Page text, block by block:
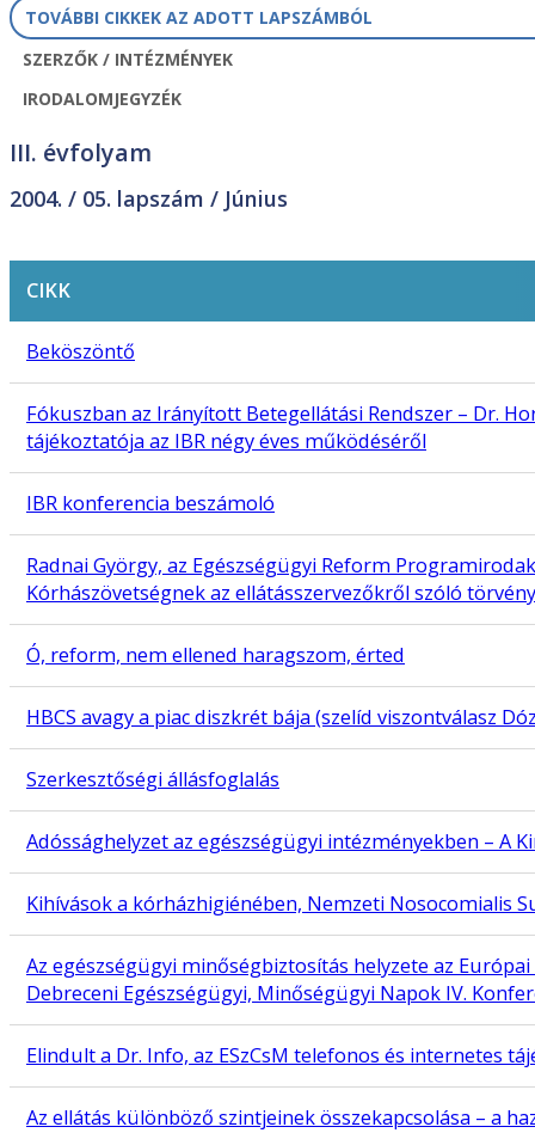
TOVÁBBI CIKKEK AZ ADOTT LAPSZÁMBÓL
SZERZŐK / INTÉZMÉNYEK
IRODALOMJEGYZÉK
III. évfolyam
2004. / 05. lapszám / Június
CIKK
Beköszöntő
Fókuszban az Irányított Betegellátási Rendszer – Dr.
tájékoztatója az IBR négy éves működéséről
IBR konferencia beszámoló
Radnai György, az Egészségügyi Reform
Kórhászövetségnek az ellátásszervezőkről szóló
Ó, reform, nem ellened haragszom, érted
HBCS avagy a piac diszkrét bája (szelíd viszontválasz
Szerkesztőségi állásfoglalás
Adóssághelyzet az egészségügyi intézményekben – A
Kihívások a kórházhigiénében, Nemzeti Nosocomialis
Az egészségügyi minőségbiztosítás helyzete az
Debreceni Egészségügyi, Minőségügyi Napok IV.
Elindult a Dr. Info, az ESzCsM telefonos és internetes
Az ellátás különböző szintjeinek összekapcsolása – a